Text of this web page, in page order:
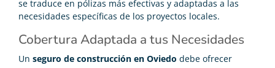
se traduce en pólizas más efectivas y adaptadas a las
necesidades específicas de los proyectos locales.
Cobertura Adaptada a tus Necesidades
Un seguro de construcción en Oviedo debe ofrecer